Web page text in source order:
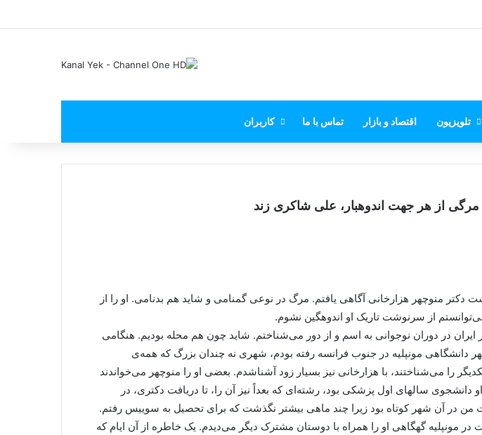
تلویزیون اقتصاد و بازار تماس با ما کاربران
مرگی از هر جهت اندوهبار، علی شاکری زند
دکتر منوچهر هزارخانی آگاهی یافتم. مرگ در نوعی گمنامی و شاید هم بدنامی. او را از
از سرنوشت تاریک او اندوهگین نشوم.
ایران در دوران نوجوانی به اسم و از دور می‌شناختم. شاید چون هم محله بودیم. هنگامی
سال ۱۹۵۶ به شهر دانشگاهی مونپلیه در جنوب فرانسه رفته بودم، شهری نه چندان بزرگ که همه‌ی
را می‌شناختند، با هزارخانی نیز بسیار زود آشناشدم. بعضی او را منوچهر می‌خواندند
دانشجوی سالهای اول پزشکی بود، رشته‌ای که بعداً نیز آن را، تا دریافت دکتری، در
من در آن شهر کوتاه بود زیرا چند ماهی بیشتر نگذشت که برای تحصیل به سوییس رفتم.
در مونپلیه گهگاهی او را همراه با دوستان مشترک دیگر می‌دیدم. یک خاطره از آن ایام که